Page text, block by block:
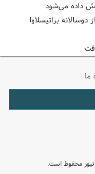
داده می‌شود
براتیسلاوا
ما
نیوز محفوظ است.